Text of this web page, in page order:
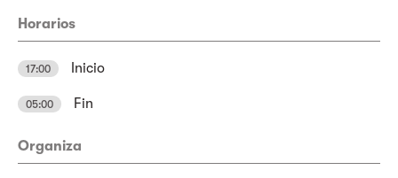
Horarios
17:00 Inicio
05:00 Fin
Organiza